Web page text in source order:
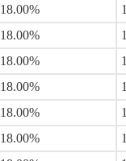
18.00%
18.00%
18.00%
18.00%
18.00%
18.00%